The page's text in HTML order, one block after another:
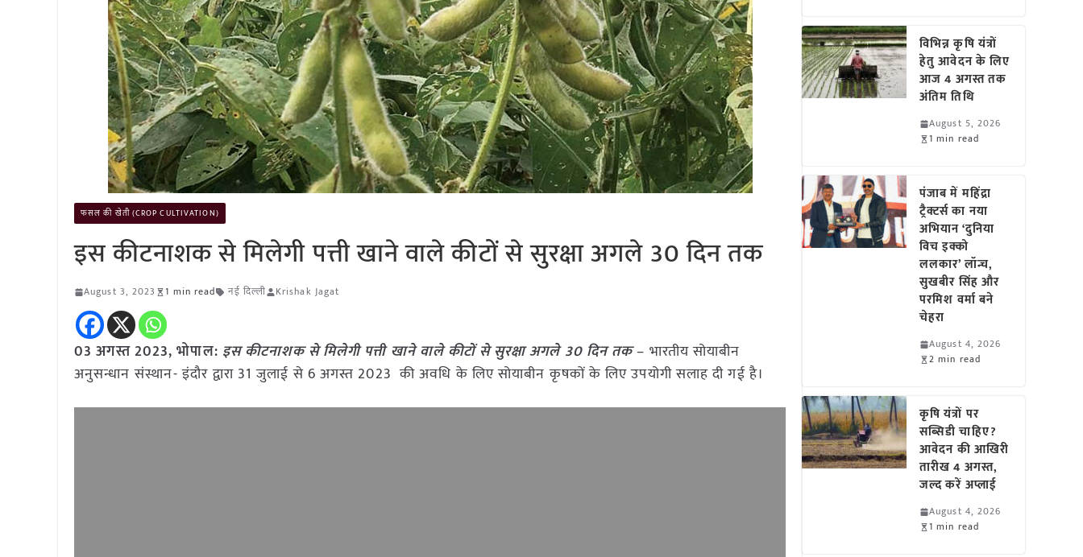
फसल की खेती (CROP CULTIVATION)
इस कीटनाशक से मिलेगी पत्ती खाने वाले कीटों से सुरक्षा अगले 30 दिन तक
August 3, 2023 1 min read नई दिल्ली Krishak Jagat
03 अगस्त 2023, भोपाल: इस कीटनाशक से मिलेगी पत्ती खाने वाले कीटों से सुरक्षा अगले 30 दिन तक– भारतीय सोयाबीन
अनुसन्धान संस्थान- इंदौर द्वारा 31 जुलाई से 6 अगस्त 2023 की अवधि के लिए सोयाबीन कृषकों के लिए उपयोगी सलाह दी गई है।
विभिन्न कृषि यंत्रों
हेतु आवेदन के लिए
आज 4 अगस्त तक
अंतिम तिथि
August 5, 2026
1 min read
पंजाब में महिंद्रा
ट्रैक्टर्स का नया
अभियान ‘दुनिया
विच इक्को
ललकार’ लॉन्च,
सुखबीर सिंह और
परमिश वर्मा बने
चेहरा
August 4, 2026
2 min read
कृषि यंत्रों पर
सब्सिडी चाहिए?
आवेदन की आखिरी
तारीख 4 अगस्त,
जल्द करें अप्लाई
August 4, 2026
1 min read